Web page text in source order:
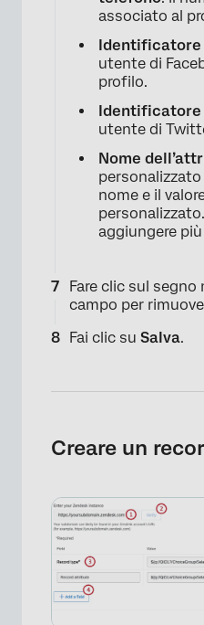
associato al
Identificatore
utente di
profilo.
utente di
Nome
personalizzato
nome e il
aggiungere
Fare clic sul segno
campo per
Fai clic su Salva.
Creare un